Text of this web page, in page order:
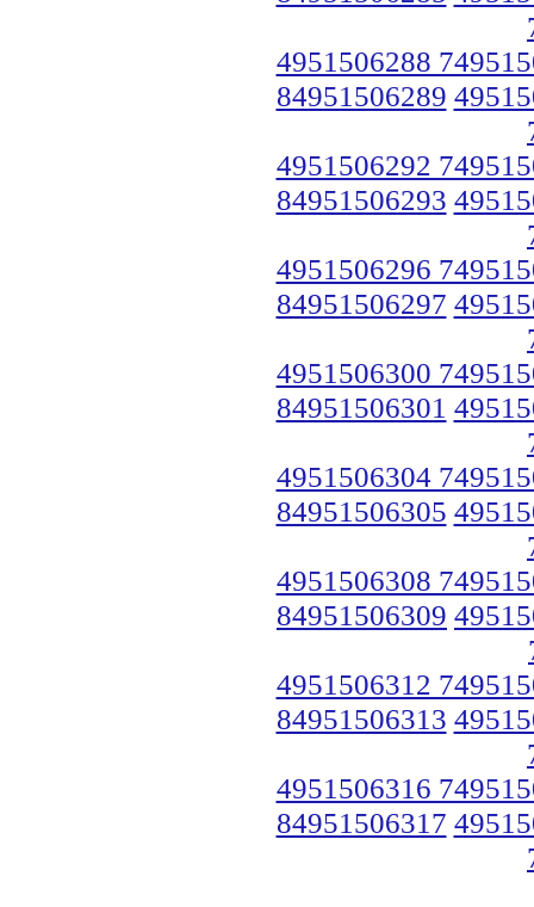
4951506288
84951506289
4951506292
84951506293
4951506296
84951506297
4951506300
84951506301
4951506304
84951506305
4951506308
84951506309
4951506312
84951506313
4951506316
84951506317